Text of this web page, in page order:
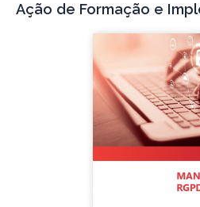
Ação de Formação e